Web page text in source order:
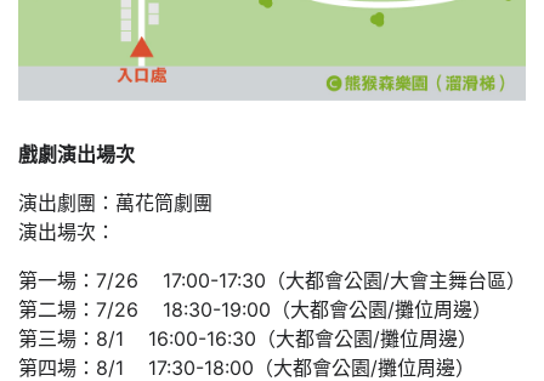
戲劇演出場次
演出劇團：萬花筒劇團
演出場次：
第一場：7/26 17:00-17:30（大都會公園/大會主舞台區）
第二場：7/26 18:30-19:00（大都會公園/攤位周邊）
第三場：8/1 16:00-16:30（大都會公園/攤位周邊）
第四場：8/1 17:30-18:00（大都會公園/攤位周邊）